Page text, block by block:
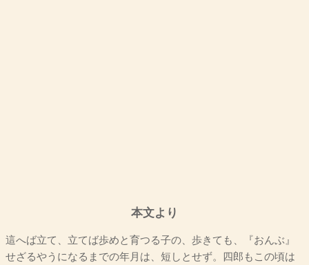
本文より
這へば立て、立てば歩めと育つる子の、歩きても、『おんぶ』
せざるやうになるまでの年月は、短しとせず。四郎もこの頃は